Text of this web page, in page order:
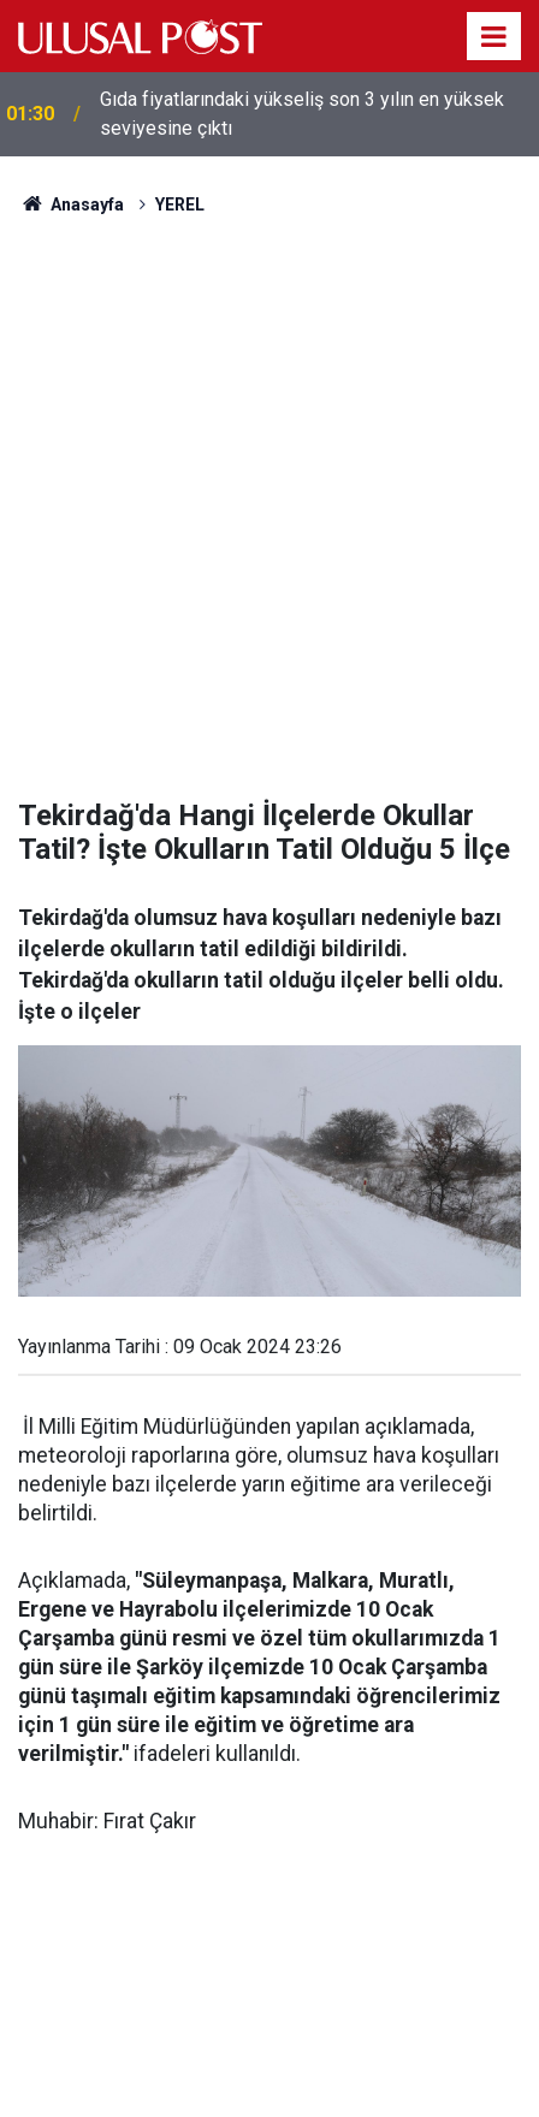
01:30
Gıda fiyatlarındaki yükseliş son 3 yılın en yüksek
seviyesine çıktı
01:26
Galatasaray'dan sekiz kişi hakkında savcılığa suç
duyurusu
Anasayfa YEREL
Tekirdağ'da Hangi İlçelerde Okullar
Tatil? İşte Okulların Tatil Olduğu 5 İlçe
Tekirdağ'da olumsuz hava koşulları nedeniyle bazı
ilçelerde okulların tatil edildiği bildirildi.
Tekirdağ'da okulların tatil olduğu ilçeler belli oldu.
İşte o ilçeler
Yayınlanma Tarihi : 09 Ocak 2024 23:26
İl Milli Eğitim Müdürlüğünden yapılan açıklamada,
meteoroloji raporlarına göre, olumsuz hava koşulları
nedeniyle bazı ilçelerde yarın eğitime ara verileceği
belirtildi.
Açıklamada, "Süleymanpaşa, Malkara, Muratlı,
Ergene ve Hayrabolu ilçelerimizde 10 Ocak
Çarşamba günü resmi ve özel tüm okullarımızda 1
gün süre ile Şarköy ilçemizde 10 Ocak Çarşamba
günü taşımalı eğitim kapsamındaki öğrencilerimiz
için 1 gün süre ile eğitim ve öğretime ara
verilmiştir." ifadeleri kullanıldı.
Muhabir: Fırat Çakır